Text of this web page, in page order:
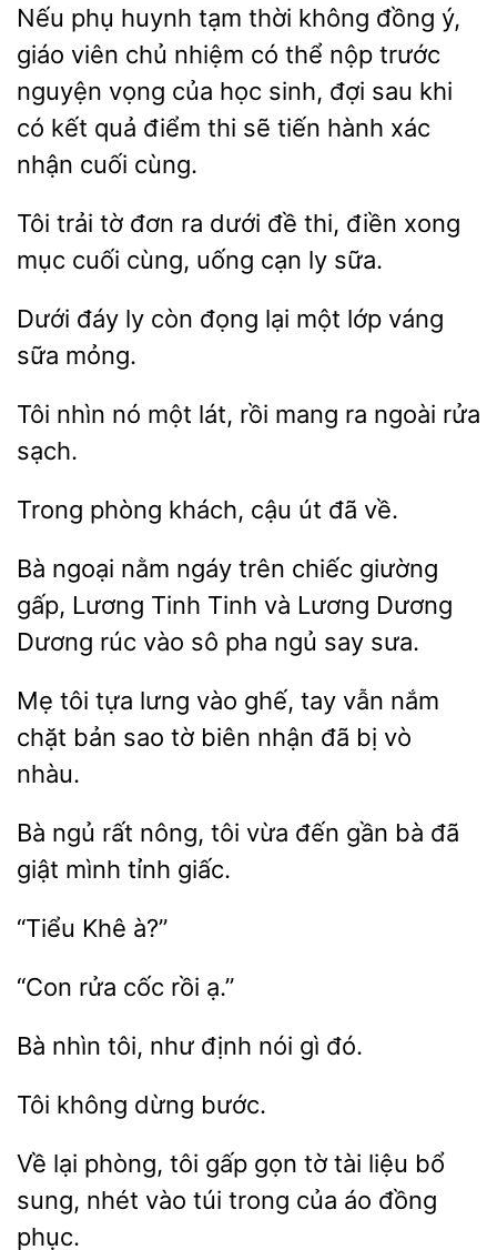
Nếu phụ huynh tạm thời
đồng ý,
giáo viên chủ nhiệm có thể nộp trước
nguyện vọng của học sinh, đợi sau
có kết quả điểm thi sẽ
hành xác
nhận cuối cùng.
Tôi trải
đơn ra dưới đề thi, điền xong
cùng, uống cạn ly sữa.
Dưới đáy ly đọng lại
lớp
sữa mỏng.
Tôi nhìn nó lát, mang ra ngoài rửa
phòng út đã về.
ngoại nằm ngáy
giường
gấp, Lương Tinh Tinh và Lương Dương
Dương rúc vào sô pha ngủ say sưa.
tựa lưng vào ghế, tay vẫn
chặt bản sao tờ biên nhận đã bị vò
nhàu.
Bà ngủ rất nông, tôi vừa đến gần bà đã
giấc.
“Con rồi
nhìn tôi, định gì đó.
dừng
Về lại phòng, tôi
gọn tờ tài liệu
sung, nhét vào túi trong của áo đồng